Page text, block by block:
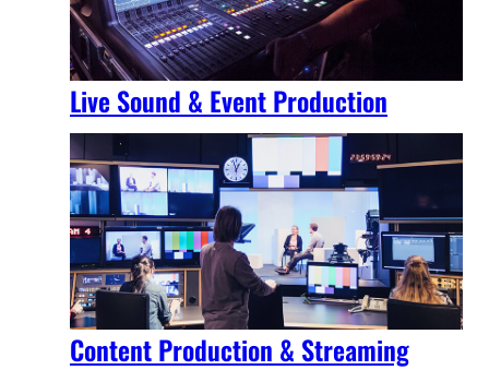
Live Sound & Event Production
Content Production & Streaming